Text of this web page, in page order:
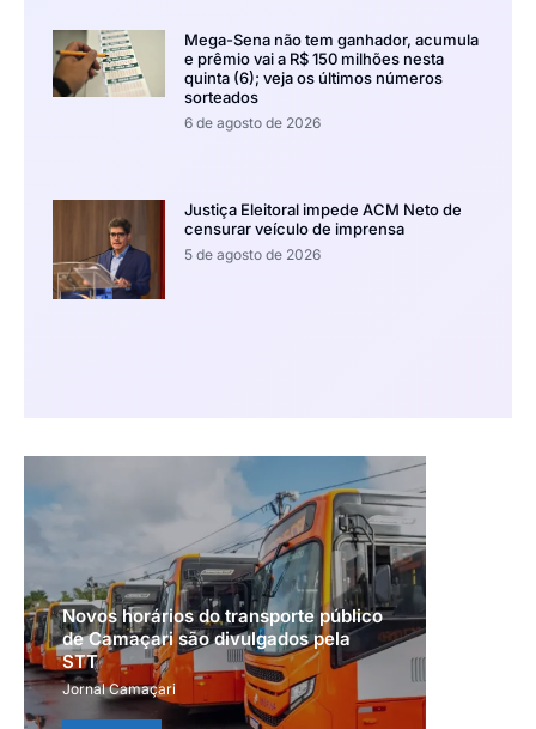
Mega-Sena não tem ganhador, acumula
e prêmio vai a R$ 150 milhões nesta
quinta (6); veja os últimos números
sorteados
6 de agosto de 2026
Justiça Eleitoral impede ACM Neto de
censurar veículo de imprensa
5 de agosto de 2026
Novos horários do transporte público
de Camaçari são divulgados pela
STT
Jornal Camaçari